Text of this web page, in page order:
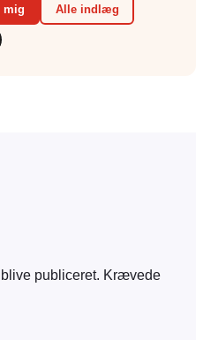
mig Alle indlæg
publiceret. Krævede